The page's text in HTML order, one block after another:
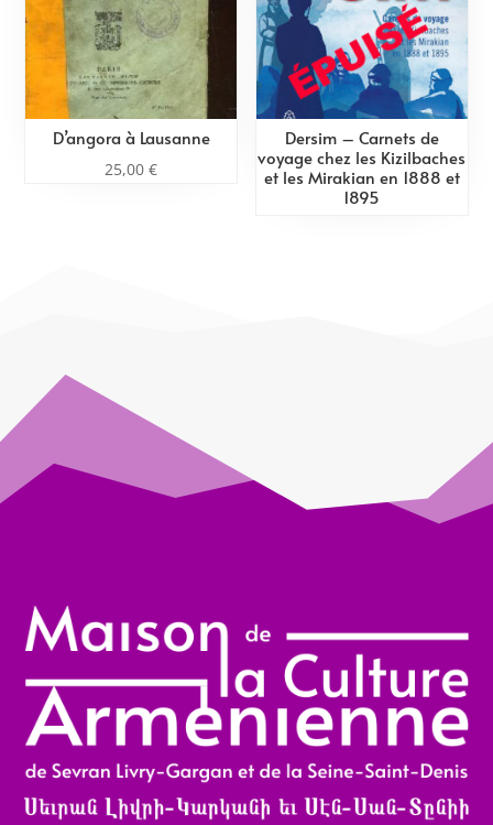
D’angora à Lausanne
25,00€
Dersim – Carnets de
voyage chez les Kizilbaches
et les Mirakian en 1888 et
1895